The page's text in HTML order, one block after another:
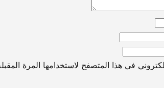
في هذا المتصفح لاستخدامها المرة